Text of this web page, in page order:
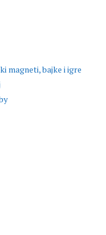
magneti, bajke i igre